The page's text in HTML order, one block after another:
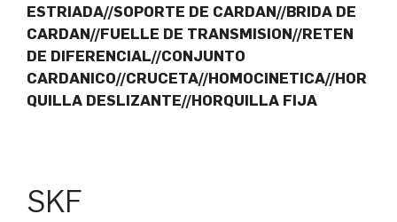
ESTRIADA//SOPORTE DE CARDAN//BRIDA DE
CARDAN//FUELLE DE TRANSMISION//RETEN
DE DIFERENCIAL//CONJUNTO
CARDANICO//CRUCETA//HOMOCINETICA//HOR
QUILLA DESLIZANTE//HORQUILLA FIJA
SKF